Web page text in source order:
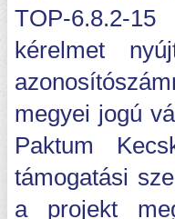
TOP-6.8.2-
kérelmet
megyei jogú
Paktum
támogatási
a projekt